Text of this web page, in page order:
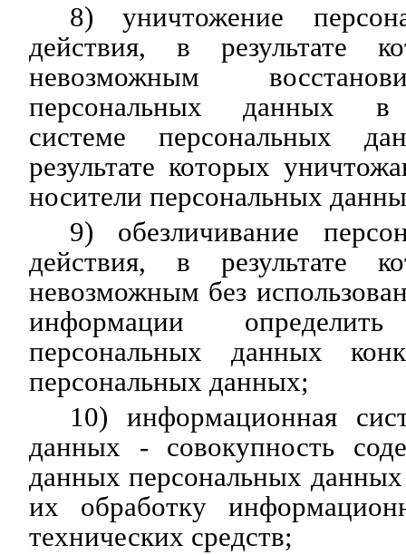
8) уничтожение
действия, в результате
невозможным
персональных данных в
системе персональных
результате которых
носители персональных
9) обезличивание
действия, в результате
невозможным без
информации определить
персональных данных
персональных данных;
10) информационная
данных - совокупность
данных персональных
их обработку
технических средств;